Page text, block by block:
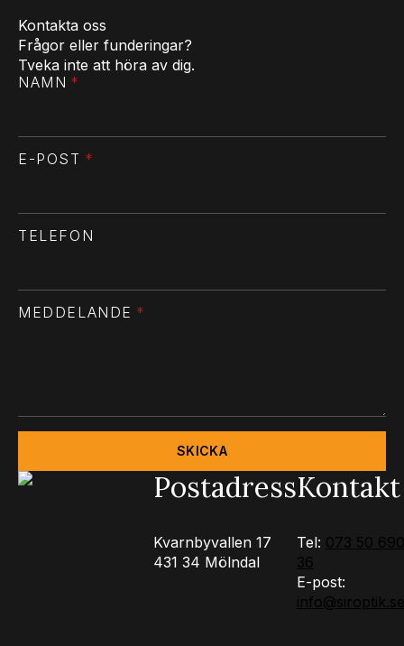
Kontakta oss
Frågor eller funderingar?
Tveka inte att höra av dig.
NAMN *
E-POST *
TELEFON
MEDDELANDE *
SKICKA
Postadress
Kvarnbyvallen 17
431 34 Mölndal
Kontakt
Tel: 073 50 690
36
E-post:
info@siroptik.se